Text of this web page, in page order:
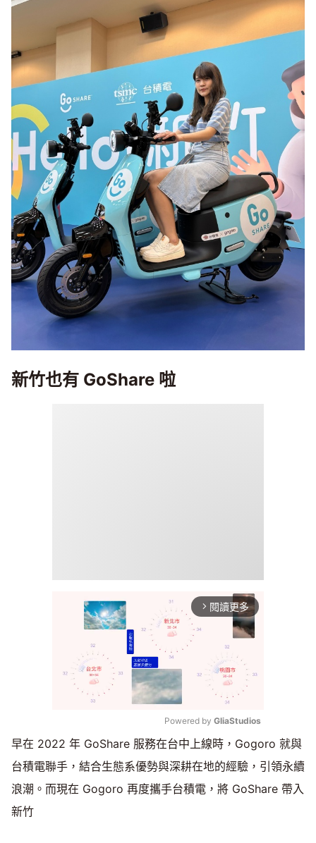
新竹也有 GoShare 啦
arrow_forward_ios 閱讀更多
Mute
Powered by GliaStudios
早在 2022 年 GoShare 服務在台中上線時，Gogoro 就與
台積電聯手，結合生態系優勢與深耕在地的經驗，引領永續
浪潮。而現在 Gogoro 再度攜手台積電，將 GoShare 帶入
新竹